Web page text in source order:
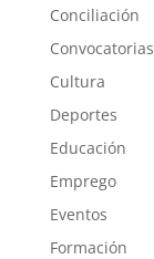
Conciliación
Convocatorias
Cultura
Deportes
Educación
Emprego
Eventos
Formación